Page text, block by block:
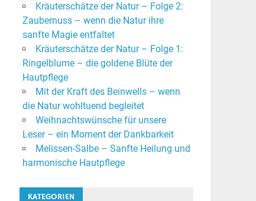
Kräuterschätze der Natur – Folge 2:
Zaubernuss – wenn die Natur ihre
sanfte Magie entfaltet
Kräuterschätze der Natur – Folge 1:
Ringelblume – die goldene Blüte der
Hautpflege
Mit der Kraft des Beinwells – wenn
die Natur wohltuend begleitet
Weihnachtswünsche für unsere
Leser – ein Moment der Dankbarkeit
Melissen-Salbe – Sanfte Heilung und
harmonische Hautpflege
KATEGORIEN